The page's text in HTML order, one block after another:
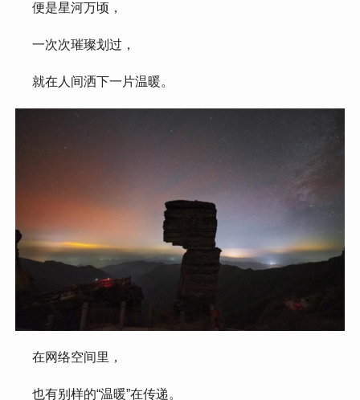
便是星河万顷，
一次次璀璨划过，
就在人间洒下一片温暖。
在网络空间里，
也有别样的“温暖”在传递。